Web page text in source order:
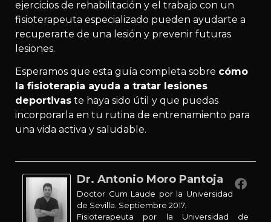
ejercicios de rehabilitación y el trabajo con un
fisioterapeuta especializado pueden ayudarte a
recuperarte de una lesión y prevenir futuras
lesiones.
Esperamos que esta guía completa sobre cómo
la fisioterapia ayuda a tratar lesiones
deportivas te haya sido útil y que puedas
incorporarla en tu rutina de entrenamiento para
una vida activa y saludable.
Dr. Antonio Moro Pantoja
Doctor Cum Laude por la Universidad
de Sevilla. Septiembre 2017.
Fisioterapeuta por la Universidad de